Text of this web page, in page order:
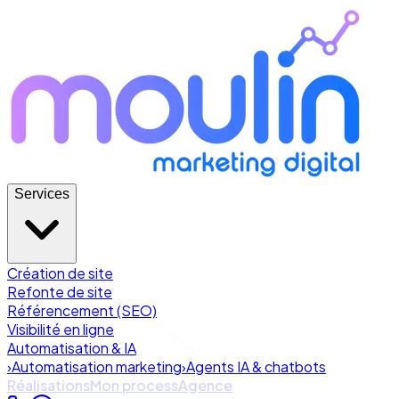
Services
Création de site
Refonte de site
Référencement (SEO)
Visibilité en ligne
Automatisation & IA
›Automatisation marketing›Agents IA & chatbots
RéalisationsMon processAgence